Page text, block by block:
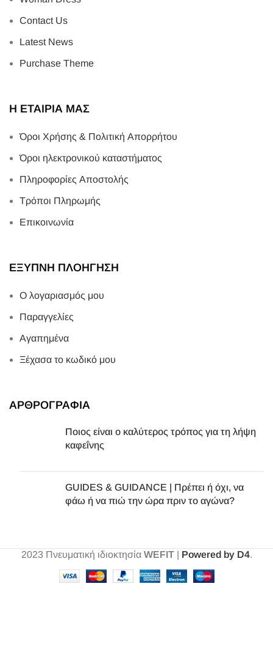
Contact Us
Latest News
Purchase Theme
Η ΕΤΑΙΡΙΑ ΜΑΣ
Όροι Χρήσης & Πολιτική Απορρήτου
Όροι ηλεκτρονικού καταστήματος
Πληροφορίες Αποστολής
Τρόποι Πληρωμής
Επικοινωνία
ΕΞΥΠΝΗ ΠΛΟΗΓΗΣΗ
Ο λογαριασμός μου
Παραγγελίες
Αγαπημένα
Ξέχασα το κωδικό μου
ΑΡΘΡΟΓΡΑΦΙΑ
Ποιος είναι ο καλύτερος τρόπος για τη λήψη
καφεΐνης
GUIDES & GUIDANCE | Πρέπει ή όχι, να
φάω ή να πιώ την ώρα πριν το αγώνα?
2023 Πνευματική ιδιοκτησία WEFIT| Powered by D4.